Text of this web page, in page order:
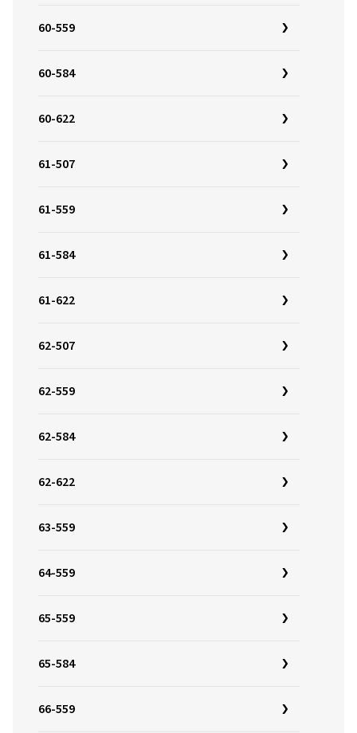
60-559
60-584
60-622
61-507
61-559
61-584
61-622
62-507
62-559
62-584
62-622
63-559
64-559
65-559
65-584
66-559